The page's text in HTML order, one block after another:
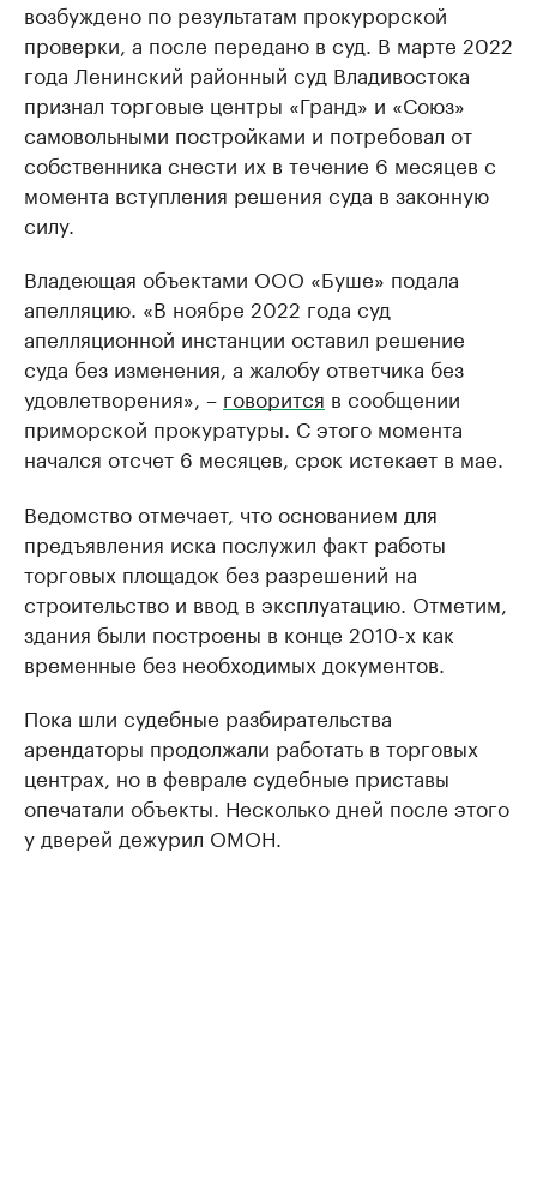
возбуждено по результатам прокурорской
проверки, а после передано в суд. В марте 2022
года Ленинский районный суд Владивостока
признал торговые центры «Гранд» и «Союз»
самовольными постройками и потребовал от
собственника снести их в течение 6 месяцев с
момента вступления решения суда в законную
силу.
Владеющая объектами ООО «Буше» подала
апелляцию. «В ноябре 2022 года суд
апелляционной инстанции оставил решение
суда без изменения, а жалобу ответчика без
удовлетворения», – говорится в сообщении
приморской прокуратуры. С этого момента
начался отсчет 6 месяцев, срок истекает в мае.
Ведомство отмечает, что основанием для
предъявления иска послужил факт работы
торговых площадок без разрешений на
строительство и ввод в эксплуатацию. Отметим,
здания были построены в конце 2010-х как
временные без необходимых документов.
Пока шли судебные разбирательства
арендаторы продолжали работать в торговых
центрах, но в феврале судебные приставы
опечатали объекты. Несколько дней после этого
у дверей дежурил ОМОН.